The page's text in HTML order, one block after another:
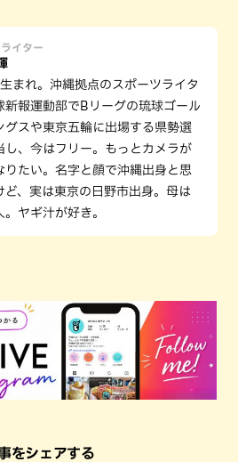
イター
まれ。沖縄拠点のスポーツライタ
新報運動部でBリーグの琉球ゴール
グスや東京五輪に出場する県勢選
し、今はフリー。もっとカメラが
りたい。名字と顔で沖縄出身と思
ど、実は東京の日野市出身。母は
。ヤギ汁が好き。
をシェアする